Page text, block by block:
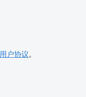
用户协议。